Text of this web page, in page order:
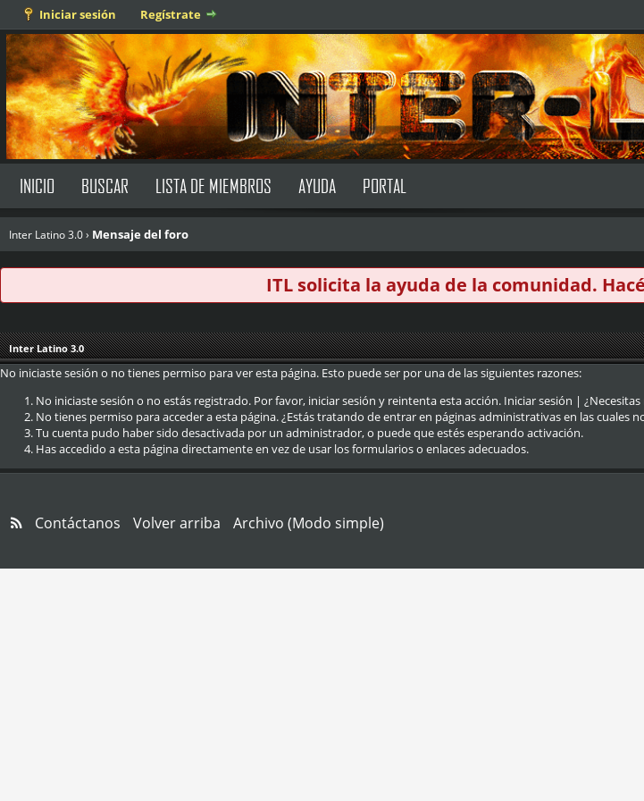
Iniciar sesión Regístrate
INICIO BUSCAR LISTA DE MIEMBROS AYUDA PORTAL
Inter Latino 3.0› Mensaje del foro
ITL solicita la ayuda de la comunidad.
Inter Latino 3.0
No iniciaste sesión o no tienes permiso para ver esta página. Esto puede ser por una de las siguientes razones:
No iniciaste sesión o no estás registrado. Por favor, iniciar sesión y reintenta esta acción. Iniciar sesión |
No tienes permiso para acceder a esta página. ¿Estás tratando de entrar en páginas administrativas en las cuales
Tu cuenta pudo haber sido desactivada por un administrador, o puede que estés esperando activación.
Has accedido a esta página directamente en vez de usar los formularios o enlaces adecuados.
Contáctanos Volver arriba Archivo (Modo simple)